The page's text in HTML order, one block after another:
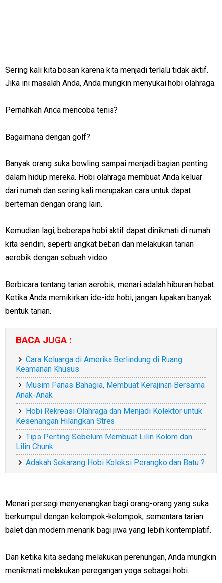
Sering kali kita bosan karena kita menjadi terlalu tidak aktif.
Jika ini masalah Anda, Anda mungkin menyukai hobi olahraga.
Pernahkah Anda mencoba tenis?
Bagaimana dengan golf?
Banyak orang suka bowling sampai menjadi bagian penting
dalam hidup mereka. Hobi olahraga membuat Anda keluar
dari rumah dan sering kali merupakan cara untuk dapat
berteman dengan orang lain.
Kemudian lagi, beberapa hobi aktif dapat dinikmati di rumah
kita sendiri, seperti angkat beban dan melakukan tarian
aerobik dengan sebuah video.
Berbicara tentang tarian aerobik, menari adalah hiburan hebat.
Ketika Anda memikirkan ide-ide hobi, jangan lupakan banyak
bentuk tarian.
BACA JUGA :
Cara Keluarga di Amerika Berlindung di Ruang
Keamanan Khusus
Musim Panas Bahagia, Membuat Kerajinan Bersama
Anak-Anak
Hobi Rekreasi Olahraga dan Menjadi Kolektor untuk
Kesenangan Hilangkan Stres
Tips Penting Sebelum Membuat Lilin Kolom dan
Lilin Chunk
Adakah Sekarang Hobi Koleksi Perangko dan Batu ?
Menari persegi menyenangkan bagi orang-orang yang suka
berkumpul dengan kelompok-kelompok, sementara tarian
balet dan modern menarik bagi jiwa yang lebih kontemplatif.
Dan ketika kita sedang melakukan perenungan, Anda mungkin
menikmati melakukan peregangan yoga sebagai hobi.